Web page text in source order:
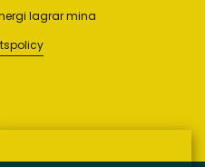
lagrar mina